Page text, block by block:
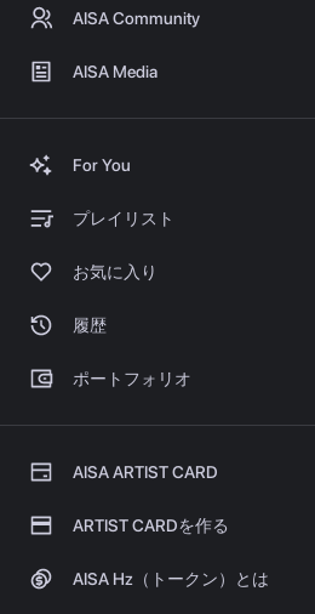
AISA Community
AISA Media
For You
プレイリスト
お気に入り
履歴
ポートフォリオ
AISA ARTIST CARD
ARTIST CARDを作る
AISA Hz（トークン）とは